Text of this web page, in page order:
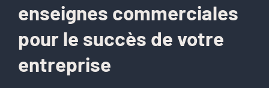
enseignes commerciales
pour le succès de votre
entreprise